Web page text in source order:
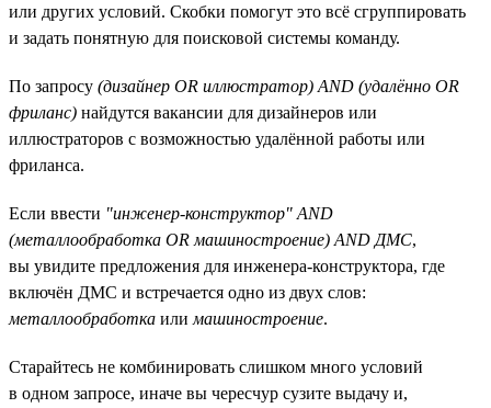
или других условий. Скобки помогут это всё сгруппировать
и задать понятную для поисковой системы команду.
По запросу (дизайнер OR иллюстратор) AND (удалённо OR
фриланс) найдутся вакансии для дизайнеров или
иллюстраторов с возможностью удалённой работы или
фриланса.
Если ввести "инженер-конструктор" AND
(металлообработка OR машиностроение) AND ДМС,
вы увидите предложения для инженера-конструктора, где
включён ДМС и встречается одно из двух слов:
металлообработка или машиностроение.
Старайтесь не комбинировать слишком много условий
в одном запросе, иначе вы чересчур сузите выдачу и,